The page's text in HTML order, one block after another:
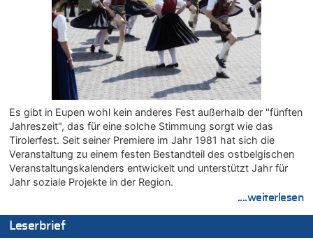
Mehrere Menschen in Londons City niedergestochen
06.08.2026 - 23:25 von WK zu
FIFA-Spitze demonstriert Einigkeit trotz Kritik und neuer
Vorwürfe gegen Präsident Gianni Infantino
06.08.2026 - 22:48 von DG zu
FIFA-Spitze demonstriert Einigkeit trotz Kritik und neuer
Vorwürfe gegen Präsident Gianni Infantino
06.08.2026 - 22:07 von DR ALBERN zu
FIFA-Spitze demonstriert Einigkeit trotz Kritik und neuer
Vorwürfe gegen Präsident Gianni Infantino
06.08.2026 - 21:27 von klar zu
Mehrere Menschen in Londons City niedergestochen
Zweite Hitzewelle in diesem Sommer ist jetzt amtlich
06.08.2026 - 21:16 von michlaustderaffe zu
Es gibt in Eupen wohl kein anderes Fest außerhalb der "fünften
Jahreszeit", das für eine solche Stimmung sorgt wie das
Tirolerfest. Seit seiner Premiere im Jahr 1981 hat sich die
Veranstaltung zu einem festen Bestandteil des ostbelgischen
Veranstaltungskalenders entwickelt und unterstützt Jahr für
Jahr soziale Projekte in der Region.
....weiterlesen
Leserbrief